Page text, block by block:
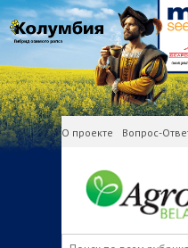
О проекте Вопрос-